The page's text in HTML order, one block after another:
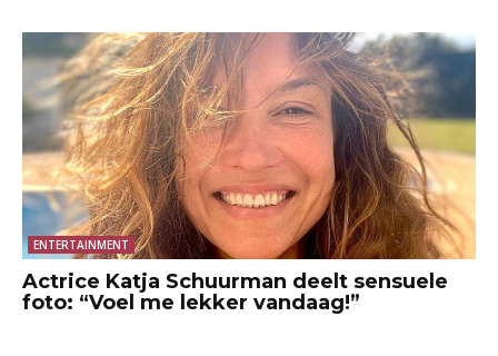
ENTERTAINMENT
Actrice Katja Schuurman deelt sensuele
foto: “Voel me lekker vandaag!”